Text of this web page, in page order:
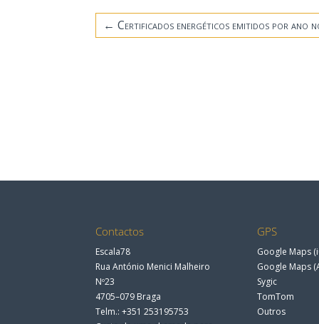
←Certificados energéticos emitidos por ano
Contactos
Escala78
Rua António Menici Malheiro
Nº23
4705–079 Braga
Telm.: +351 253195753
GPS
Google Maps
Google Maps
Sygic
TomTom
Outros